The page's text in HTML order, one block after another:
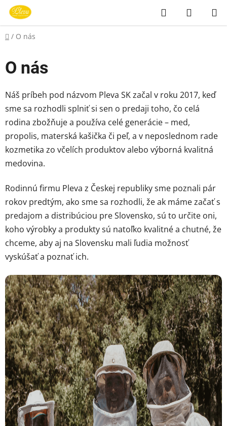
Prejsť
obsah
Hľadať
KOŠÍK
Domov
/ O nás
O nás
Náš príbeh pod názvom Pleva SK začal v roku 2017, keď
sme sa rozhodli splniť si sen o predaji toho, čo celá
rodina zbožňuje a používa celé generácie – med,
propolis, materská kašička či peľ, a v neposlednom rade
kozmetika zo včelích produktov alebo výborná kvalitná
medovina.
Rodinnú firmu Pleva z Českej republiky sme poznali pár
rokov predtým, ako sme sa rozhodli, že ak máme začať s
predajom a distribúciou pre Slovensko, sú to určite oni,
koho výrobky a produkty sú natoľko kvalitné a chutné, že
chceme, aby aj na Slovensku mali ľudia možnosť
vyskúšať a poznať ich.